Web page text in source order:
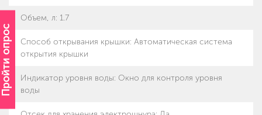
Пройти опрос
Объем, л: 1.7
Способ открывания крышки: Автоматическая система
открытия крышки
Индикатор уровня воды: Окно для контроля уровня
воды